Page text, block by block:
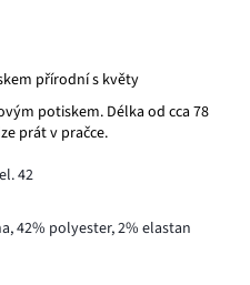
přírodní s květy
potiskem. Délka od cca 78
prát v pračce.
42
42% polyester, 2% elastan